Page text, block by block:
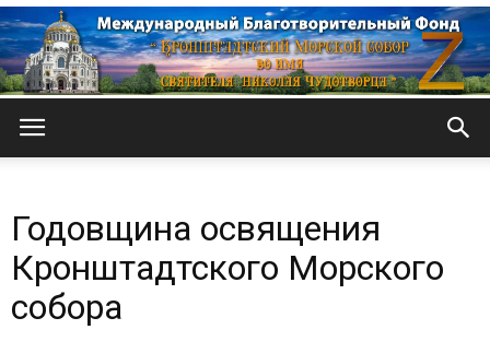
Морской
Годовщина освящения
Кронштадтского Морского
собора